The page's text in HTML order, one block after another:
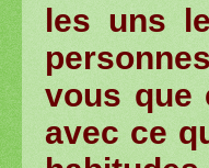
les uns
personnes
vous que
avec ce